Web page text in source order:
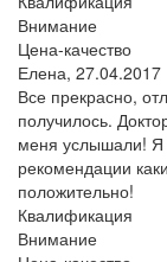
Внимание
Цена-качество
Елена, 27.04.2017
Все прекрасно,
получилось.
меня услышали! Я
рекомендации
положительно!
Квалификация
Внимание